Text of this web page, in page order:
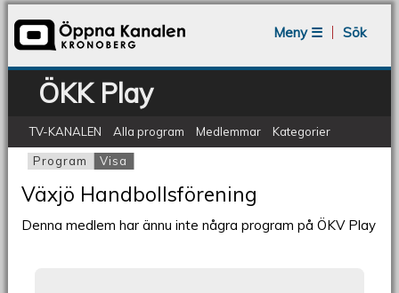
Meny ☰
Sök
ÖKK Play
TV-KANALEN Alla program Medlemmar Kategorier
Primära flikar
Program Visa
Växjö Handbollsförening
Denna medlem har ännu inte några program på ÖKV Play